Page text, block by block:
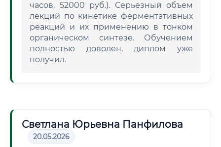
часов, 52000 руб.). Серьезный объем
лекций по кинетике ферментативных
реакций и их применению в тонком
органическом синтезе. Обучением
полностью доволен, диплом уже
получил.
Светлана Юрьевна Панфилова
20.05.2026